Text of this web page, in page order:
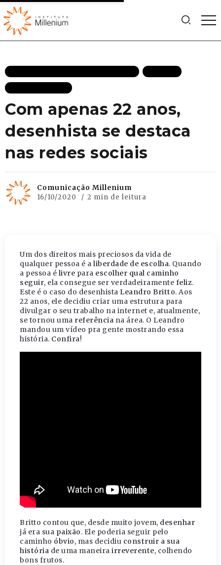
Com apenas 22 anos,
desenhista se destaca
nas redes sociais
Comunicação Millenium
16/10/2020 2 min de leitura
Um dos direitos mais preciosos da vida de
qualquer pessoa é a liberdade de escolha. Quando
a pessoa é livre para escolher qual caminho
seguir, ela consegue ser verdadeiramente feliz.
Este é o caso do desenhista Leandro Britto. Aos
22 anos, ele decidiu criar uma estrutura para
divulgar o seu trabalho na internet e, atualmente,
se tornou uma referência na área. O Leandro
mandou um vídeo pra gente mostrando essa
história. Confira!
Britto contou que, desde muito jovem, desenhar
já era sua paixão. Ele poderia seguir pelo
caminho óbvio, mas decidiu construir a sua
história de uma maneira irreverente, colhendo
bons frutos.